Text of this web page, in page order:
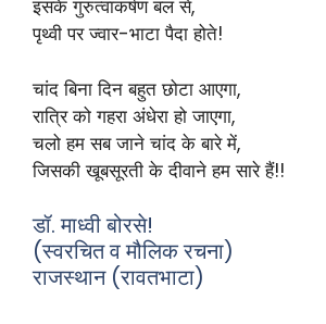
इसके गुरुत्वाकर्षण बल से,
पृथ्वी पर ज्वार-भाटा पैदा होते!
चांद बिना दिन बहुत छोटा आएगा,
रात्रि को गहरा अंधेरा हो जाएगा,
चलो हम सब जाने चांद के बारे में,
जिसकी खूबसूरती के दीवाने हम सारे हैं!!
डॉ. माध्वी बोरसे!
(स्वरचित व मौलिक रचना)
राजस्थान (रावतभाटा)